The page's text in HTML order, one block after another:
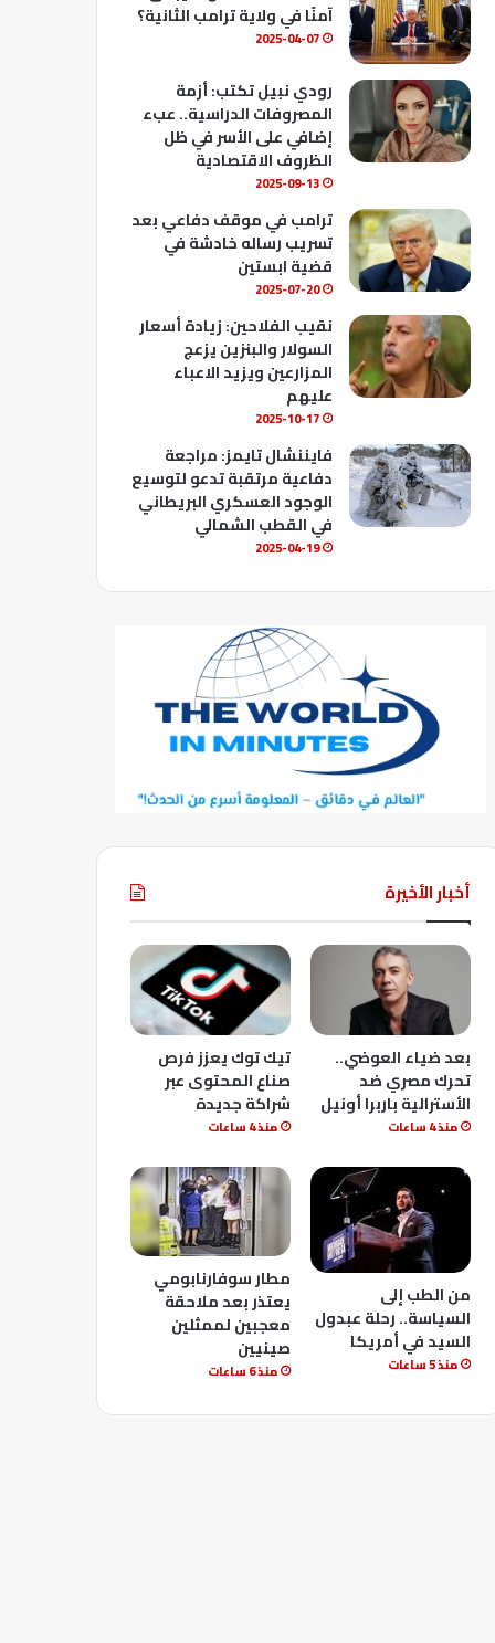
b
e
آمنًا في ولاية ترامب الثانية؟
2025-04-07
رودي نبيل تكتب: أزمة
المصروفات الدراسية.. عبء
إضافي على الأسر في ظل
الظروف الاقتصادية
2025-09-13
ترامب في موقف دفاعي بعد
تسريب رساله خادشة في
قضية ابستين
2025-07-20
نقيب الفلاحين: زيادة أسعار
السولار والبنزين يزعج
المزارعين ويزيد الاعباء
عليهم
2025-10-17
فايننشال تايمز: مراجعة
دفاعية مرتقبة تدعو لتوسيع
الوجود العسكري البريطاني
في القطب الشمالي
2025-04-19
أخبار الأخيرة
بعد ضياء العوضي..
تحرك مصري ضد
الأسترالية باربرا أونيل
منذ 4 ساعات
تيك توك يعزز فرص
صناع المحتوى عبر
شراكة جديدة
منذ 4 ساعات
من الطب إلى
السياسة.. رحلة عبدول
السيد في أمريكا
منذ 5 ساعات
مطار سوفارنابومي
يعتذر بعد ملاحقة
معجبين لممثلين
صينيين
منذ 6 ساعات